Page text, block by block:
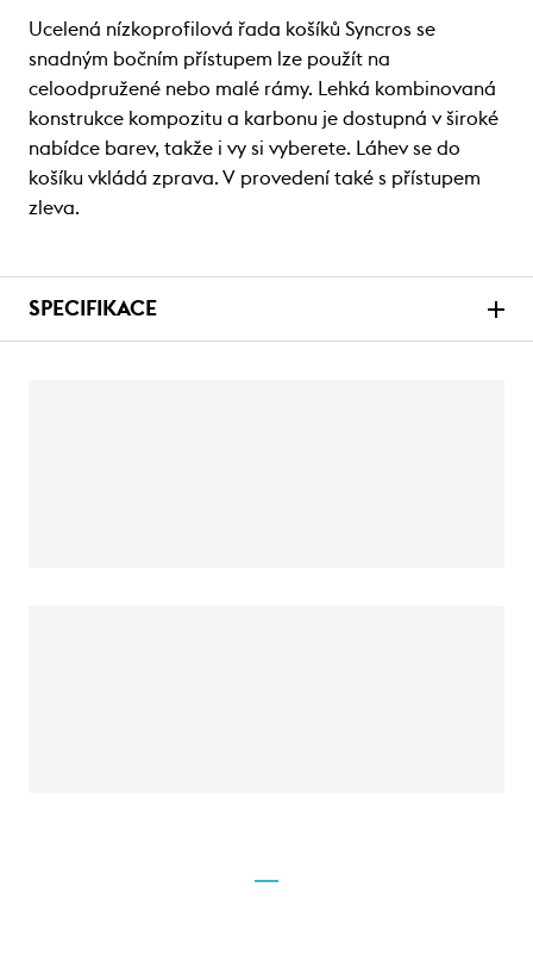
Ucelená nízkoprofilová řada košíků Syncros se
snadným bočním přístupem lze použít na
celoodpružené nebo malé rámy. Lehká kombinovaná
konstrukce kompozitu a karbonu je dostupná v široké
nabídce barev, takže i vy si vyberete. Láhev se do
košíku vkládá zprava. V provedení také s přístupem
zleva.
SPECIFIKACE